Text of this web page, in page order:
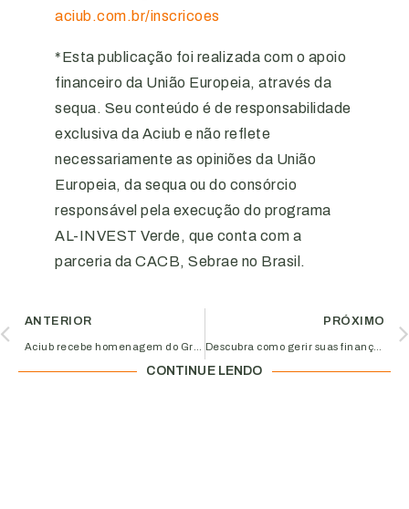
aciub.com.br/inscricoes
*Esta publicação foi realizada com o apoio
financeiro da União Europeia, através da
sequa. Seu conteúdo é de responsabilidade
exclusiva da Aciub e não reflete
necessariamente as opiniões da União
Europeia, da sequa ou do consórcio
responsável pela execução do programa
AL-INVEST Verde, que conta com a
parceria da CACB, Sebrae no Brasil.
ANTERIOR PRÓXIMO
CONTINUE LENDO